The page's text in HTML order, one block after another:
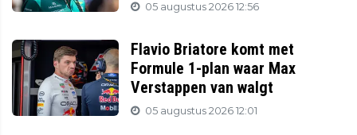
05 augustus 2026 12:56
Flavio Briatore komt met
Formule 1-plan waar Max
Verstappen van walgt
05 augustus 2026 12:01